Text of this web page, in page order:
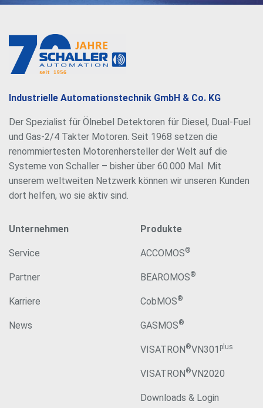
Passwort
Industrielle Automationstechnik GmbH & Co. KG
Der Spezialist für Ölnebel Detektoren für Diesel, Dual-Fuel
und Gas-2/4 Takter Motoren. Seit 1968 setzen die
renommiertesten Motorenhersteller der Welt auf die
Systeme von Schaller – bisher über 60.000 Mal. Mit
unserem weltweiten Netzwerk können wir unseren Kunden
dort helfen, wo sie aktiv sind.
Unternehmen
Service
Partner
Karriere
News
Produkte
ACCOMOS®
BEAROMOS®
CobMOS®
GASMOS®
VISATRON®VN301 plus
VISATRON®VN2020
Downloads & Login